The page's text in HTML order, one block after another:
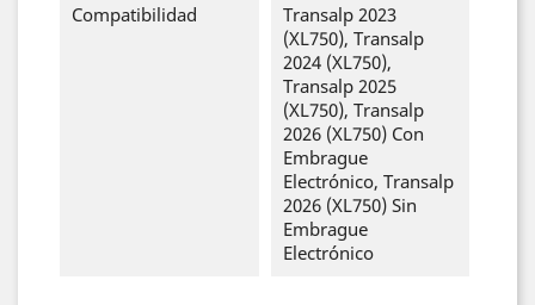
Compatibilidad
Transalp 2023
(XL750), Transalp
2024 (XL750),
Transalp 2025
(XL750), Transalp
2026 (XL750) Con
Embrague
Electrónico, Transalp
2026 (XL750) Sin
Embrague
Electrónico